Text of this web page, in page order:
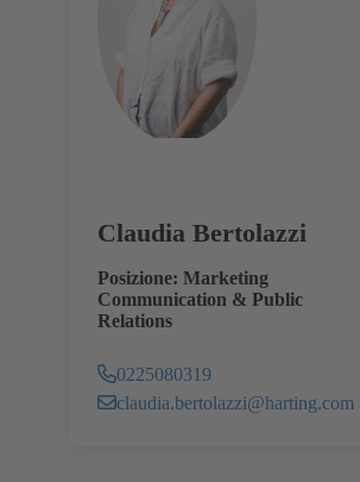
Claudia Bertolazzi
Posizione: Marketing
Communication & Public
Relations
0225080319
claudia.bertolazzi@harting.com